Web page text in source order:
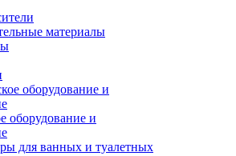
материалы
оборудование и
для ванных и туалетных